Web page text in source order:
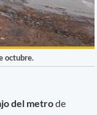
octubre.
del metrode